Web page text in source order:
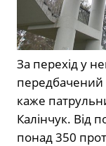
За перехід у
передбачений
каже
Калінчук. Від
понад 350